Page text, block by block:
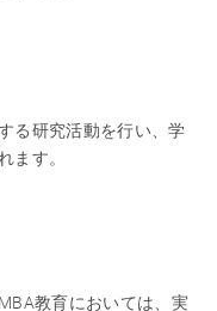
る研究活動を行い、学
ます。
教育においては、実